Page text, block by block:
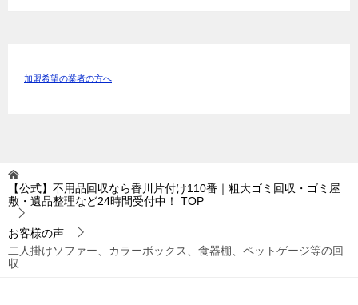
加盟希望の業者の方へ
【公式】不用品回収なら香川片付け110番｜粗大ゴミ回収・ゴミ屋
敷・遺品整理など24時間受付中！
TOP
お客様の声
二人掛けソファー、カラーボックス、食器棚、ペットゲージ等の回
収